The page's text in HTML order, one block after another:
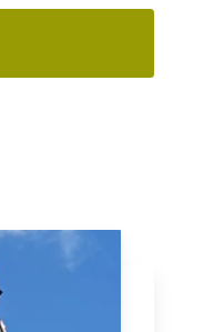
confidentialité)